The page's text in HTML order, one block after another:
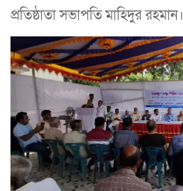
প্রতিষ্ঠাতা সভাপতি মাহিদুর রহমান।